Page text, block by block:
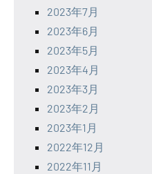
2023年7月
2023年6月
2023年5月
2023年4月
2023年3月
2023年2月
2023年1月
2022年12月
2022年11月